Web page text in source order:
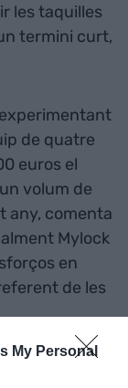
My Personal
les taquilles
termini curt,
de quatre
euros el
volum de
any, comenta
Mylock
en
de les